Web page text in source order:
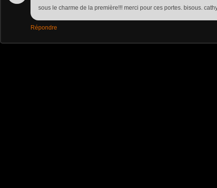
sous le charme de la première!!! merci pour ces portes. bisous.
Répondre